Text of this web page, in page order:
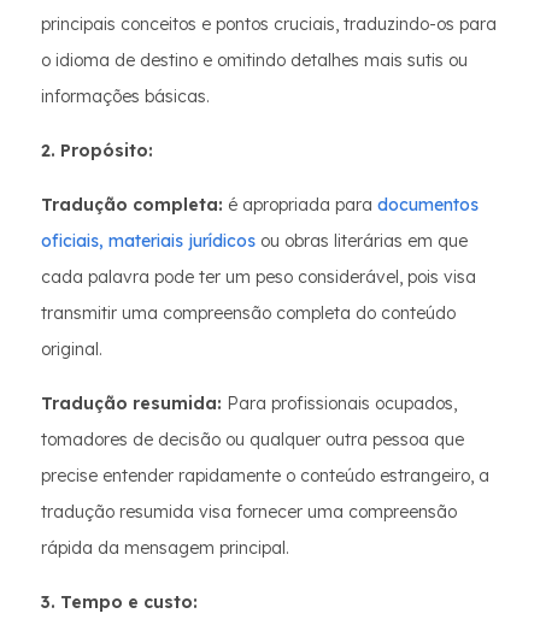
principais conceitos e pontos cruciais, traduzindo-os para
o idioma de destino e omitindo detalhes mais sutis ou
informações básicas.
2. Propósito:
Tradução completa: é apropriada para documentos
oficiais, materiais jurídicos ou obras literárias em que
cada palavra pode ter um peso considerável, pois visa
transmitir uma compreensão completa do conteúdo
original.
Tradução resumida: Para profissionais ocupados,
tomadores de decisão ou qualquer outra pessoa que
precise entender rapidamente o conteúdo estrangeiro, a
tradução resumida visa fornecer uma compreensão
rápida da mensagem principal.
3. Tempo e custo: